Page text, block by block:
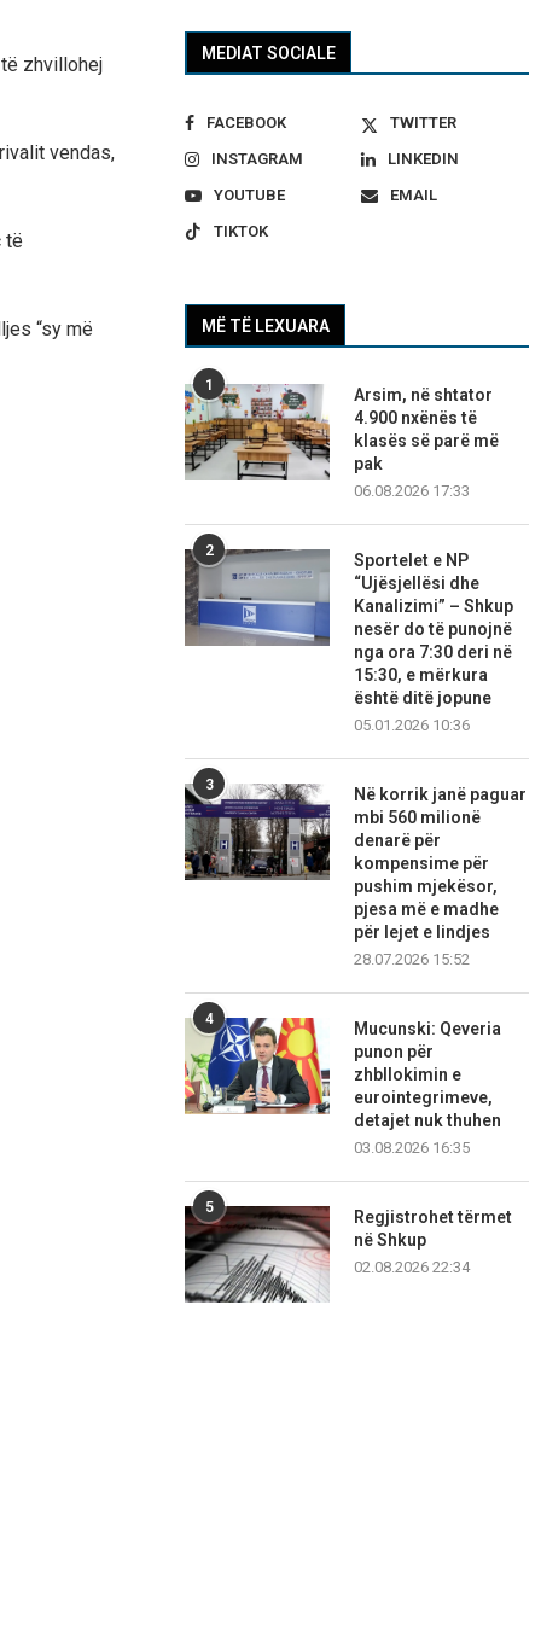
zhvillohej
vendas,
të
“sy më
MEDIAT SOCIALE
FACEBOOK
TWITTER
INSTAGRAM
LINKEDIN
YOUTUBE
EMAIL
TIKTOK
MË TË LEXUARA
1
Arsim, në shtator
4.900 nxënës të
klasës së parë më
pak
06.08.2026 17:33
2
Sportelet e NP
“Ujësjellësi dhe
Kanalizimi” – Shkup
nesër do të punojnë
nga ora 7:30 deri në
15:30, e mërkura
është ditë jopune
05.01.2026 10:36
3
Në korrik janë paguar
mbi 560 milionë
denarë për
kompensime për
pushim mjekësor,
pjesa më e madhe
për lejet e lindjes
28.07.2026 15:52
4
Mucunski: Qeveria
punon për
zhbllokimin e
eurointegrimeve,
detajet nuk thuhen
03.08.2026 16:35
5
Regjistrohet tërmet
në Shkup
02.08.2026 22:34